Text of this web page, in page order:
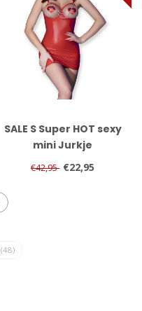
SALE S Super HOT sexy
mini Jurkje
€42,95 €22,95
(48)